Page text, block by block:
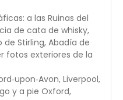
a las Ruinas del
de cata de whisky,
de Stirling, Abadía de
fotos exteriores de la
Liverpool,
y a pie Oxford,